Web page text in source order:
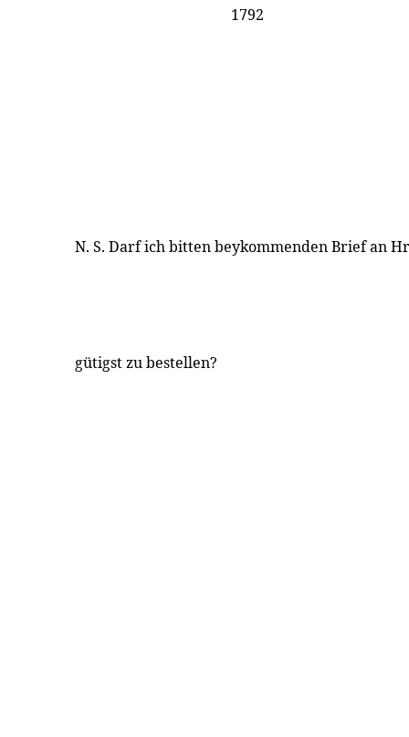
1792
N. S. Darf ich bitten beykommenden Brief an
gütigst zu bestellen?